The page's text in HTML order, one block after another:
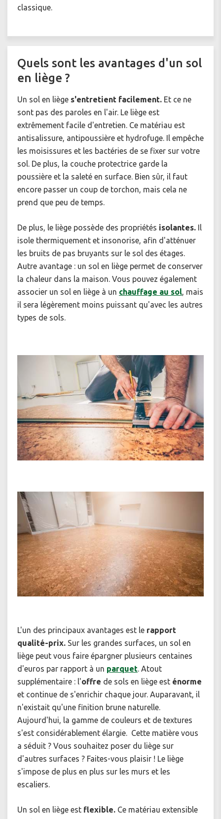
classique.
Quels sont les avantages d'un sol
en liège ?
Un sol en liège s'entretient facilement. Et ce ne
sont pas des paroles en l'air. Le liège est
extrêmement facile d'entretien. Ce matériau est
antisalissure, antipoussière et hydrofuge. Il empêche
les moisissures et les bactéries de se fixer sur votre
sol. De plus, la couche protectrice garde la
poussière et la saleté en surface. Bien sûr, il faut
encore passer un coup de torchon, mais cela ne
prend que peu de temps.
De plus, le liège possède des propriétés isolantes. Il
isole thermiquement et insonorise, afin d'atténuer
les bruits de pas bruyants sur le sol des étages.
Autre avantage : un sol en liège permet de conserver
la chaleur dans la maison. Vous pouvez également
associer un sol en liège à un chauffage au sol, mais
il sera légèrement moins puissant qu'avec les autres
types de sols.
L'un des principaux avantages est le rapport
qualité-prix. Sur les grandes surfaces, un sol en
liège peut vous faire épargner plusieurs centaines
d'euros par rapport à un parquet. Atout
supplémentaire : l'offre de sols en liège est énorme
et continue de s'enrichir chaque jour. Auparavant, il
n'existait qu'une finition brune naturelle.
Aujourd'hui, la gamme de couleurs et de textures
s'est considérablement élargie. Cette matière vous
a séduit ? Vous souhaitez poser du liège sur
d'autres surfaces ? Faites-vous plaisir ! Le liège
s'impose de plus en plus sur les murs et les
escaliers.
Un sol en liège est flexible. Ce matériau extensible